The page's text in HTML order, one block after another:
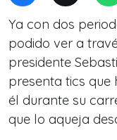
Ya con dos
podido ver a
presidente
presenta tics que
él durante su
que lo aqueja